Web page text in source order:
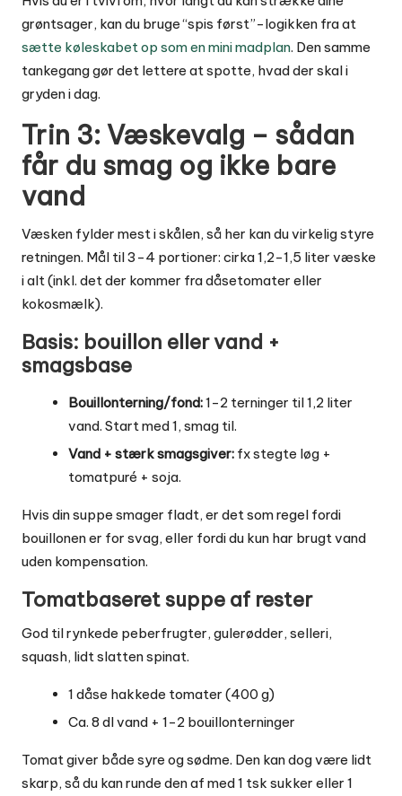
grøntsager, kan du bruge “spis først”-logikken fra at
sætte køleskabet op som en mini madplan. Den samme
tankegang gør det lettere at spotte, hvad der skal i
gryden i dag.
Trin 3: Væskevalg – sådan
får du smag og ikke bare
vand
Væsken fylder mest i skålen, så her kan du virkelig styre
retningen. Mål til 3-4 portioner: cirka 1,2-1,5 liter væske
i alt (inkl. det der kommer fra dåsetomater eller
kokosmælk).
Basis: bouillon eller vand +
smagsbase
Bouillonterning/fond:1-2 terninger til 1,2 liter
vand. Start med 1, smag til.
Vand + stærk smagsgiver: fx stegte løg +
tomatpuré + soja.
Hvis din suppe smager fladt, er det som regel fordi
bouillonen er for svag, eller fordi du kun har brugt vand
uden kompensation.
Tomatbaseret suppe af rester
God til rynkede peberfrugter, gulerødder, selleri,
squash, lidt slatten spinat.
1 dåse hakkede tomater (400 g)
Ca. 8 dl vand + 1-2 bouillonterninger
Tomat giver både syre og sødme. Den kan dog være lidt
skarp, så du kan runde den af med 1 tsk sukker eller 1